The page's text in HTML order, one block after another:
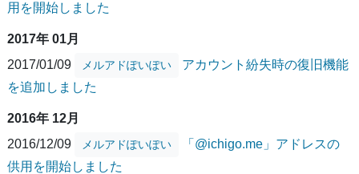
用を開始しました
2017年 01月
2017/01/09
メルアドぽいぽい
アカウント紛失時の復旧機能
を追加しました
2016年 12月
2016/12/09
メルアドぽいぽい
「@ichigo.me」アドレスの
供用を開始しました